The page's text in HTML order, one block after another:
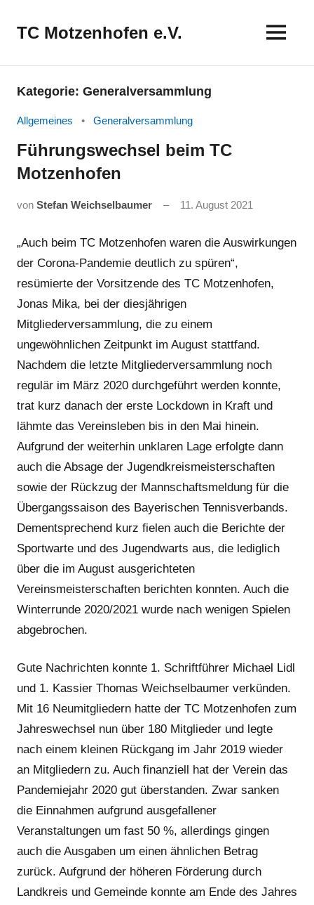
InhaltTC Motzenhofen e.V.
Kategorie: Generalversammlung
Allgemeines Generalversammlung
Führungswechsel beim TC
Motzenhofen
von Stefan Weichselbaumer 11. August 2021
„Auch beim TC Motzenhofen waren die Auswirkungen
der Corona-Pandemie deutlich zu spüren“,
resümierte der Vorsitzende des TC Motzenhofen,
Jonas Mika, bei der diesjährigen
Mitgliederversammlung, die zu einem
ungewöhnlichen Zeitpunkt im August stattfand.
Nachdem die letzte Mitgliederversammlung noch
regulär im März 2020 durchgeführt werden konnte,
trat kurz danach der erste Lockdown in Kraft und
lähmte das Vereinsleben bis in den Mai hinein.
Aufgrund der weiterhin unklaren Lage erfolgte dann
auch die Absage der Jugendkreismeisterschaften
sowie der Rückzug der Mannschaftsmeldung für die
Übergangssaison des Bayerischen Tennisverbands.
Dementsprechend kurz fielen auch die Berichte der
Sportwarte und des Jugendwarts aus, die lediglich
über die im August ausgerichteten
Vereinsmeisterschaften berichten konnten. Auch die
Winterrunde 2020/2021 wurde nach wenigen Spielen
abgebrochen.
Gute Nachrichten konnte 1. Schriftführer Michael Lidl
und 1. Kassier Thomas Weichselbaumer verkünden.
Mit 16 Neumitgliedern hatte der TC Motzenhofen zum
Jahreswechsel nun über 180 Mitglieder und legte
nach einem kleinen Rückgang im Jahr 2019 wieder
an Mitgliedern zu. Auch finanziell hat der Verein das
Pandemiejahr 2020 gut überstanden. Zwar sanken
die Einnahmen aufgrund ausgefallener
Veranstaltungen um fast 50 %, allerdings gingen
auch die Ausgaben um einen ähnlichen Betrag
zurück. Aufgrund der höheren Förderung durch
Landkreis und Gemeinde konnte am Ende des Jahres